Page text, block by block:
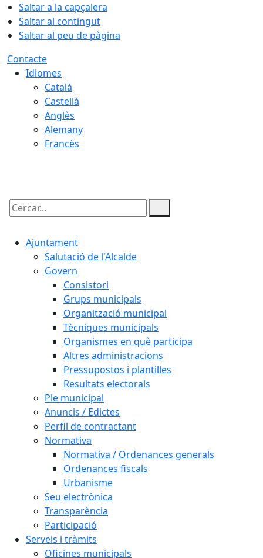
Saltar a la capçalera
Saltar al contingut
Saltar al peu de pàgina
Contacte
Idiomes
Català
Castellà
Anglès
Alemany
Francès
Cercar:
Ajuntament
Salutació de l'Alcalde
Govern
Consistori
Grups municipals
Organització municipal
Tècniques municipals
Organismes en què participa
Altres administracions
Pressupostos i plantilles
Resultats electorals
Ple municipal
Anuncis / Edictes
Perfil de contractant
Normativa
Normativa / Ordenances generals
Ordenances fiscals
Urbanisme
Seu electrònica
Transparència
Participació
Serveis i tràmits
Oficines municipals